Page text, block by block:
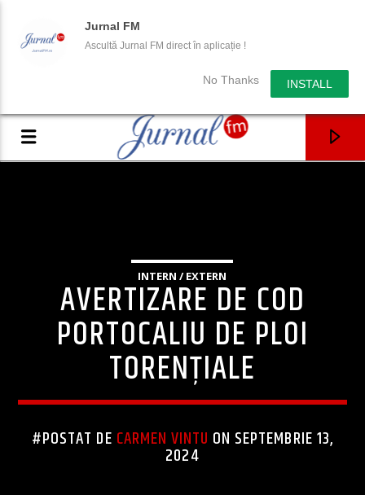
Jurnal FM
Ascultă Jurnal FM direct în aplicație !
No Thanks INSTALL
INTERN / EXTERN
AVERTIZARE DE COD
PORTOCALIU DE PLOI
TORENȚIALE
#POSTAT DE CARMEN VINTU ON SEPTEMBRIE 13,
2024